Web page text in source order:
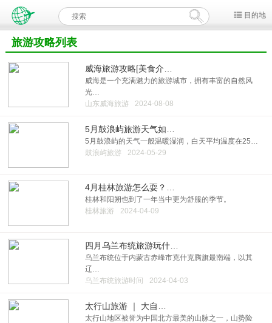
目的地
旅游攻略列表
威海旅游攻略[美食介…
威海是一个充满魅力的旅游城市，拥有丰富的自然风
光…
山东威海旅游
2024-08-08
5月鼓浪屿旅游天气如…
5月鼓浪屿的天气一般温暖湿润，白天平均温度在25…
鼓浪屿旅游
2024-05-29
4月桂林旅游怎么耍？…
桂林和阳朔也到了一年当中更为舒服的季节。
桂林旅游
2024-04-09
四月乌兰布统旅游玩什…
乌兰布统位于内蒙古赤峰市克什克腾旗最南端，以其
辽…
乌兰布统旅游时间
2024-04-03
太行山旅游 ｜ 大自…
太行山地区被誉为中国北方最美的山脉之一，山势险